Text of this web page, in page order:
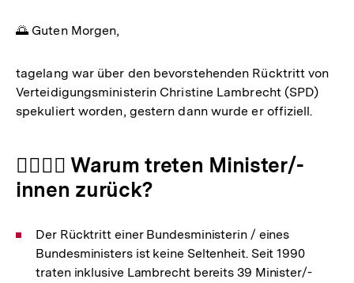
🌅 Guten Morgen,
tagelang war über den bevorstehenden Rücktritt von
Verteidigungsministerin Christine Lambrecht (SPD)
spekuliert worden, gestern dann wurde er offiziell.
🏃‍♀️🏃‍♂️ Warum treten Minister/-
innen zurück?
Der Rücktritt einer Bundesministerin / eines
Bundesministers ist keine Seltenheit. Seit 1990
traten inklusive Lambrecht bereits 39 Minister/-